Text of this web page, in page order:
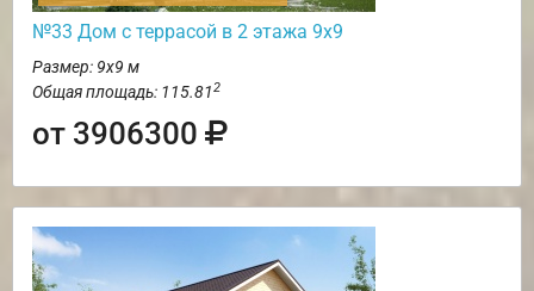
№33 Дом с террасой в 2 этажа 9х9
Размер: 9х9 м
Общая площадь: 115.812
от 3906300